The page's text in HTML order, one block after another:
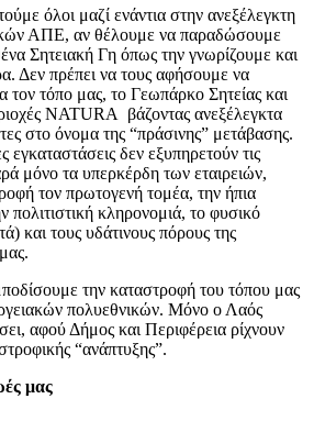
όλοι μαζί ενάντια στην ανεξέλεγκτη
ΑΠΕ, αν θέλουμε να παραδώσουμε
Σητειακή Γη όπως την γνωρίζουμε και
Δεν πρέπει να τους αφήσουμε να
τόπο μας, το Γεωπάρκο Σητείας και
NATURA βάζοντας ανεξέλεγκτα
στο όνομα της “πράσινης” μετάβασης.
εγκαταστάσεις δεν εξυπηρετούν τις
μόνο τα υπερκέρδη των εταιρειών,
τον πρωτογενή τομέα, την ήπια
πολιτιστική κληρονομιά, το φυσικό
και τους υδάτινους πόρους της
την καταστροφή του τόπου μας
πολυεθνικών. Μόνο ο Λαός
αφού Δήμος και Περιφέρεια ρίχνουν
“ανάπτυξης”.
μας